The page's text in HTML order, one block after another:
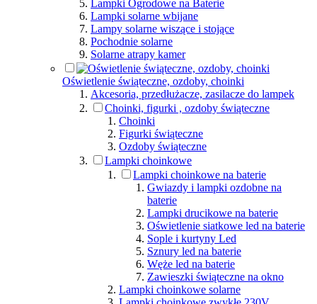
Lampki Ogrodowe na Baterie
Lampki solarne wbijane
Lampy solarne wiszące i stojące
Pochodnie solarne
Solarne atrapy kamer
Oświetlenie świąteczne, ozdoby, choinki
Akcesoria, przedłużacze, zasilacze do lampek
Choinki, figurki , ozdoby świąteczne
Choinki
Figurki świąteczne
Ozdoby świąteczne
Lampki choinkowe
Lampki choinkowe na baterie
Gwiazdy i lampki ozdobne na
baterie
Lampki drucikowe na baterie
Oświetlenie siatkowe led na baterie
Sople i kurtyny Led
Sznury led na baterie
Węże led na baterie
Zawieszki świąteczne na okno
Lampki choinkowe solarne